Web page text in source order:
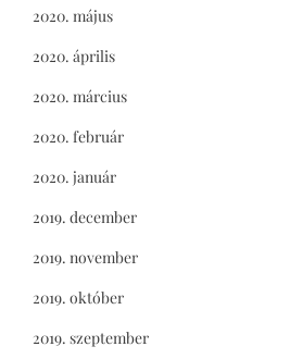
2020. május
2020. április
2020. március
2020. február
2020. január
2019. december
2019. november
2019. október
2019. szeptember